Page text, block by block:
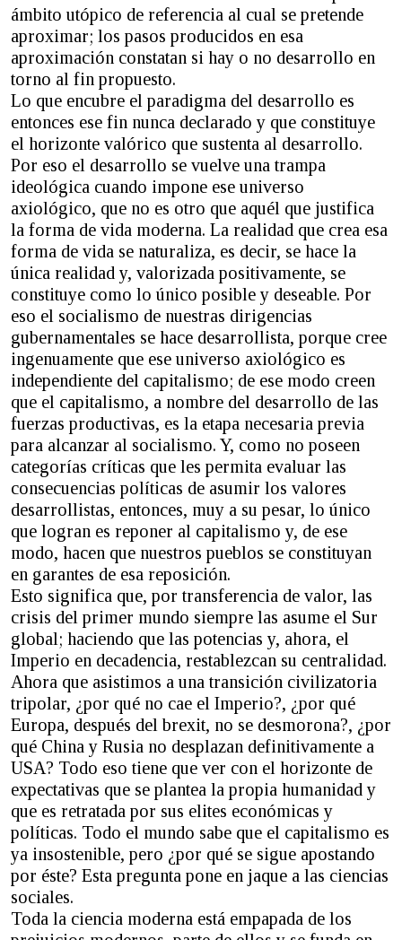
ámbito utópico de referencia al cual se pretende
aproximar; los pasos producidos en esa
aproximación constatan si hay o no desarrollo en
torno al fin propuesto.
Lo que encubre el paradigma del desarrollo es
entonces ese fin nunca declarado y que constituye
el horizonte valórico que sustenta al desarrollo.
Por eso el desarrollo se vuelve una trampa
ideológica cuando impone ese universo
axiológico, que no es otro que aquél que justifica
la forma de vida moderna. La realidad que crea esa
forma de vida se naturaliza, es decir, se hace la
única realidad y, valorizada positivamente, se
constituye como lo único posible y deseable. Por
eso el socialismo de nuestras dirigencias
gubernamentales se hace desarrollista, porque cree
ingenuamente que ese universo axiológico es
independiente del capitalismo; de ese modo creen
que el capitalismo, a nombre del desarrollo de las
fuerzas productivas, es la etapa necesaria previa
para alcanzar al socialismo. Y, como no poseen
categorías críticas que les permita evaluar las
consecuencias políticas de asumir los valores
desarrollistas, entonces, muy a su pesar, lo único
que logran es reponer al capitalismo y, de ese
modo, hacen que nuestros pueblos se constituyan
en garantes de esa reposición.
Esto significa que, por transferencia de valor, las
crisis del primer mundo siempre las asume el Sur
global; haciendo que las potencias y, ahora, el
Imperio en decadencia, restablezcan su centralidad.
Ahora que asistimos a una transición civilizatoria
tripolar, ¿por qué no cae el Imperio?, ¿por qué
Europa, después del brexit, no se desmorona?, ¿por
qué China y Rusia no desplazan definitivamente a
USA? Todo eso tiene que ver con el horizonte de
expectativas que se plantea la propia humanidad y
que es retratada por sus elites económicas y
políticas. Todo el mundo sabe que el capitalismo es
ya insostenible, pero ¿por qué se sigue apostando
por éste? Esta pregunta pone en jaque a las ciencias
sociales.
Toda la ciencia moderna está empapada de los